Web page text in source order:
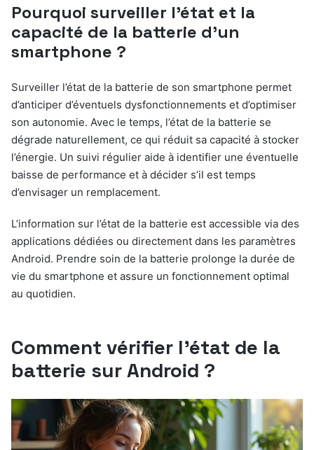
Pourquoi surveiller l’état et la
capacité de la batterie d’un
smartphone ?
Surveiller l’état de la batterie de son smartphone permet
d’anticiper d’éventuels dysfonctionnements et d’optimiser
son autonomie. Avec le temps, l’état de la batterie se
dégrade naturellement, ce qui réduit sa capacité à stocker
l’énergie. Un suivi régulier aide à identifier une éventuelle
baisse de performance et à décider s’il est temps
d’envisager un remplacement.
L’information sur l’état de la batterie est accessible via des
applications dédiées ou directement dans les paramètres
Android. Prendre soin de la batterie prolonge la durée de
vie du smartphone et assure un fonctionnement optimal
au quotidien.
Comment vérifier l’état de la
batterie sur Android ?